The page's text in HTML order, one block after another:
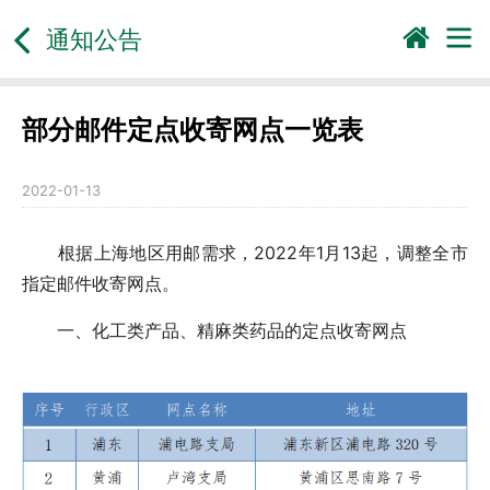
通知公告
部分邮件定点收寄网点一览表
2022-01-13
根据上海地区用邮需求，2022年1月13起，调整全市
指定邮件收寄网点。
一、化工类产品、精麻类药品的定点收寄网点